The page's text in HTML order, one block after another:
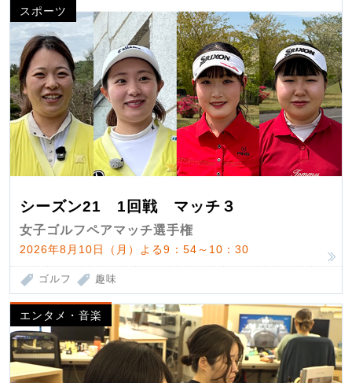
スポーツ
シーズン21 1回戦 マッチ３
女子ゴルフペアマッチ選手権
2026年8月10日（月）よる9：54～10：30
ゴルフ 趣味
エンタメ・音楽